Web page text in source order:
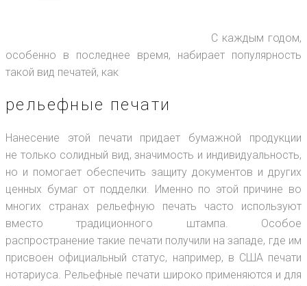
С каждым годом,
особенно в последнее время, набирает популярность
такой вид печатей, как
рельефные печати
Нанесение этой печати придает бумажной продукции
не только солидный вид, значимость и индивидуальность,
но и помогает обеспечить защиту документов и других
ценных бумаг от подделки. Именно по этой причине во
многих странах рельефную печать часто используют
вместо традиционного штампа. Особое
распространение такие печати получили на западе, где им
присвоен официальный статус, например, в США печати
нотариуса. Рельефные печати широко применяются и для